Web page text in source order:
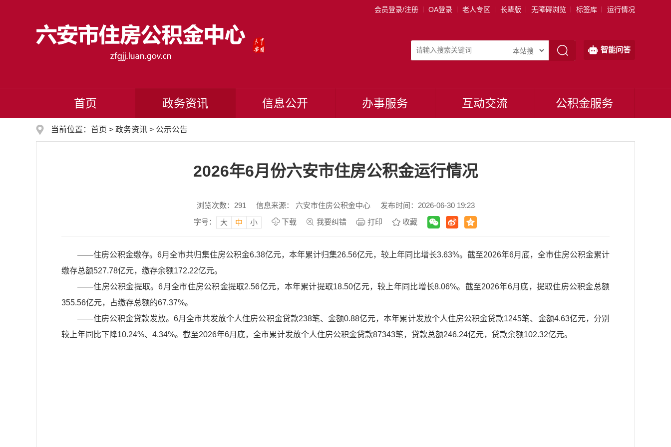
会员登录/注册 OA登录 老人专区 长辈版 无障碍浏览 标签库 运行情况
智能问答
首页 政务资讯 信息公开 办事服务 互动交流 公积金服务
当前位置： 首页 > 政务资讯 > 公示公告
2026年6月份六安市住房公积金运行情况
浏览次数： 291 信息来源： 六安市住房公积金中心
发布时间：2026-06-30 19:23
字号：
大 中 小 下载 我要纠错 打印 收藏
——住房公积金缴存。6月全市共归集住房公积金6.38亿元，本年累计归集26.56亿元，较上年同比增长3.63%。截至2026年6月底，全市住房公积金累计
缴存总额527.78亿元，缴存余额172.22亿元。
——住房公积金提取。6月全市住房公积金提取2.56亿元，本年累计提取18.50亿元，较上年同比增长8.06%。截至2026年6月底，提取住房公积金总额
355.56亿元，占缴存总额的67.37%。
——住房公积金贷款发放。6月全市共发放个人住房公积金贷款238笔、金额0.88亿元，本年累计发放个人住房公积金贷款1245笔、金额4.63亿元，分别
较上年同比下降10.24%、4.34%。截至2026年6月底，全市累计发放个人住房公积金贷款87343笔，贷款总额246.24亿元，贷款余额102.32亿元。